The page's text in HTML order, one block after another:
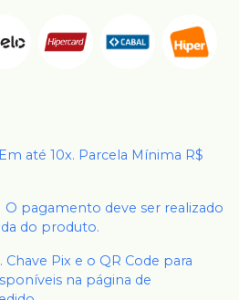
Em até 10x. Parcela Mínima R$
O pagamento deve ser realizado
do produto.
Pix e o QR Code para
na página de